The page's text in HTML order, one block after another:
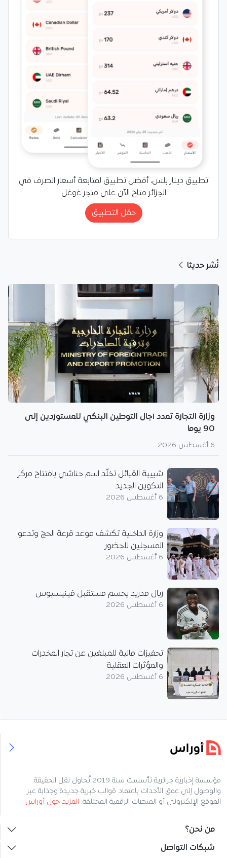
تطبيق دينار بلس، أفضل تطبيق لمتابعة أسعار الصرف في
الجزائر متاح الآن على متجر غوغل
حمّل التطبيق
نُشر حديثا
وزارة التجارة تمدد آجال التوطين البنكي للمستوردين إلى
90 يوما
6 أغسطس 2026
شبيبة القبائل تخلّد اسم حناشي بافتتاح مركز
التكوين الجديد
6 أغسطس 2026
وزارة الداخلية تكشف موعد قرعة الحج وتدعو
المسجلين للحضور
6 أغسطس 2026
ريال مدريد يحسم مستقبل فينيسيوس
6 أغسطس 2026
تحفيزات مالية للمبلغين عن تجار المخدرات
والمؤثرات العقلية
6 أغسطس 2026
مؤسسة إخبارية جزائرية تأسست سنة 2019 تُحاول نقل الحقيقة
والوصول إلى عمق الأحداث باعتماد قوالب خبرية جديدة وجذابة عبر
الموقع الإلكتروني أو المنصات الرقمية المختلفة. المزيد حول أوراس
من نحن؟
شبكات التواصل